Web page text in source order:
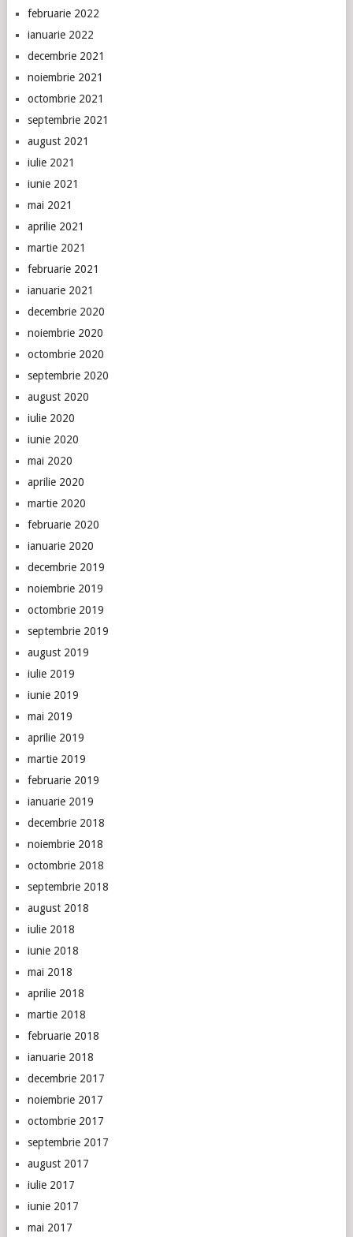
februarie 2022
ianuarie 2022
decembrie 2021
noiembrie 2021
octombrie 2021
septembrie 2021
august 2021
iulie 2021
iunie 2021
mai 2021
aprilie 2021
martie 2021
februarie 2021
ianuarie 2021
decembrie 2020
noiembrie 2020
octombrie 2020
septembrie 2020
august 2020
iulie 2020
iunie 2020
mai 2020
aprilie 2020
martie 2020
februarie 2020
ianuarie 2020
decembrie 2019
noiembrie 2019
octombrie 2019
septembrie 2019
august 2019
iulie 2019
iunie 2019
mai 2019
aprilie 2019
martie 2019
februarie 2019
ianuarie 2019
decembrie 2018
noiembrie 2018
octombrie 2018
septembrie 2018
august 2018
iulie 2018
iunie 2018
mai 2018
aprilie 2018
martie 2018
februarie 2018
ianuarie 2018
decembrie 2017
noiembrie 2017
octombrie 2017
septembrie 2017
august 2017
iulie 2017
iunie 2017
mai 2017